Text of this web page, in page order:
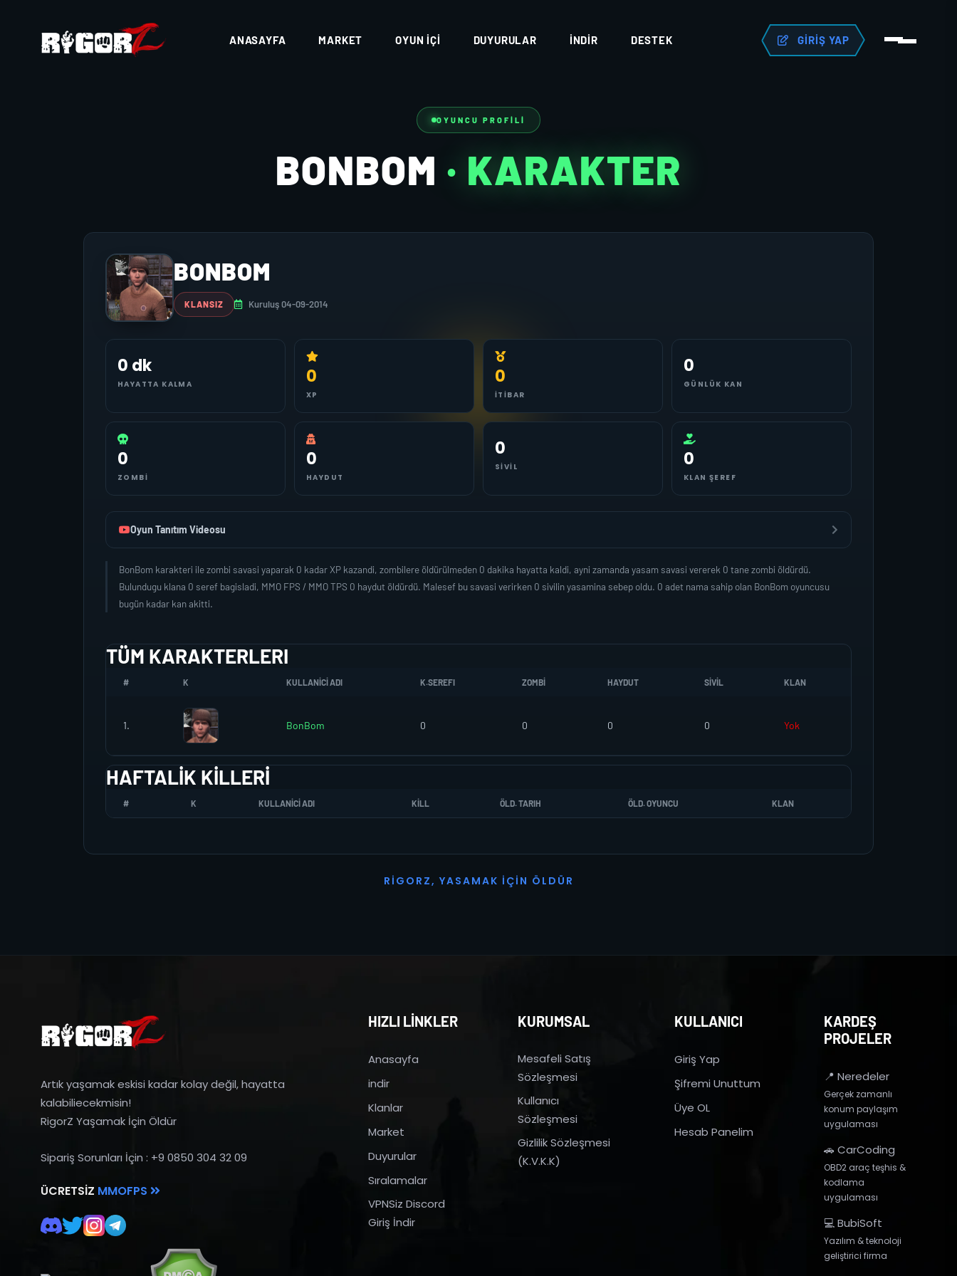
ANASAYFA MARKET OYUN İÇI DUYURULAR İNDIR DESTEK GIRIŞ YAP
OYUNCU PROFILI
BONBOM · KARAKTER
BONBOM
KLANSIZ Kuruluş 04-09-2014
0 dk
HAYATTA KALMA 0
XP
0
İTIBAR
0
GÜNLÜK KAN
0
ZOMBI
0
HAYDUT
0
SIVIL 0
KLAN ŞEREF
Oyun Tanıtım Videosu
BonBom karakteri ile zombi savasi yaparak 0 kadar XP kazandi, zombilere öldürülmeden 0 dakika hayatta kaldi, ayni zamanda yasam savasi vererek 0 tane zombi öldürdü.
Bulundugu klana 0 seref bagisladi, MMO FPS / MMO TPS 0 haydut öldürdü. Malesef bu savasi verirken 0 sivilin yasamina sebep oldu. 0 adet nama sahip olan BonBom oyuncusu
bugün kadar kan akitti.
TÜM KARAKTERLERI
# K KULLANICI ADI K.SEREFI ZOMBI HAYDUT SIVIL KLAN
1. BonBom 0 0 0 0 Yok
HAFTALIK KILLERI
# K KULLANICI ADI KILL ÖLD. TARIH ÖLD. OYUNCU KLAN
R I G O R Z, YASAMAK İ ÇI N Ö L D Ü R
Artık yaşamak eskisi kadar kolay değil, hayatta
kalabiliecekmisin!
RigorZ Yaşamak İçin Öldür
Sipariş Sorunları İçin : +9 0850 304 32 09
ÜCRETSIZ MMOFPS
HIZLI LİNKLER
Anasayfa
indir
Klanlar
Market
Duyurular
Sıralamalar
VPNSiz Discord
Giriş İndir
KURUMSAL
Mesafeli Satış
Sözleşmesi
Kullanıcı
Sözleşmesi
Gizlilik Sözleşmesi
(K.V.K.K)
KULLANICI
Giriş Yap
Şifremi Unuttum
Üye OL
Hesab Panelim
KARDEŞ
PROJELER
📍 Neredeler
Gerçek zamanlı
konum paylaşım
uygulaması
🚗 CarCoding
OBD2 araç teşhis &
kodlama
uygulaması
💻 BubiSoft
Yazılım & teknoloji
geliştirici firma